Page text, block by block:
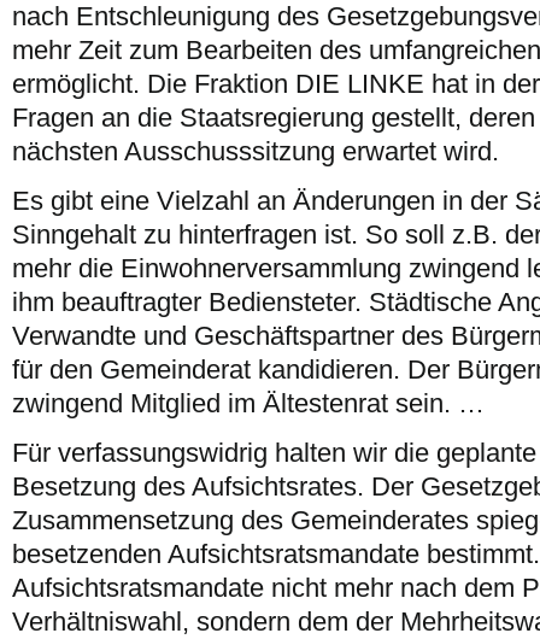
nach Entschleunigung des
mehr Zeit zum Bearbeiten des
ermöglicht. Die Fraktion DIE LINKE hat in
Fragen an die Staatsregierung gestellt,
nächsten Ausschusssitzung erwartet wird.
Es gibt eine Vielzahl an Änderungen in der
Sinngehalt zu hinterfragen ist. So soll z.B.
mehr die Einwohnerversammlung zwingend
ihm beauftragter Bediensteter. Städtische
Verwandte und Geschäftspartner des
für den Gemeinderat kandidieren. Der
zwingend Mitglied im Ältestenrat sein. …
Für verfassungswidrig halten wir die
Besetzung des Aufsichtsrates. Der
Zusammensetzung des Gemeinderates
besetzenden Aufsichtsratsmandate
Aufsichtsratsmandate nicht mehr nach dem
Verhältniswahl, sondern dem der